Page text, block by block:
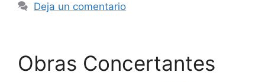
Deja un comentario
Obras Concertantes